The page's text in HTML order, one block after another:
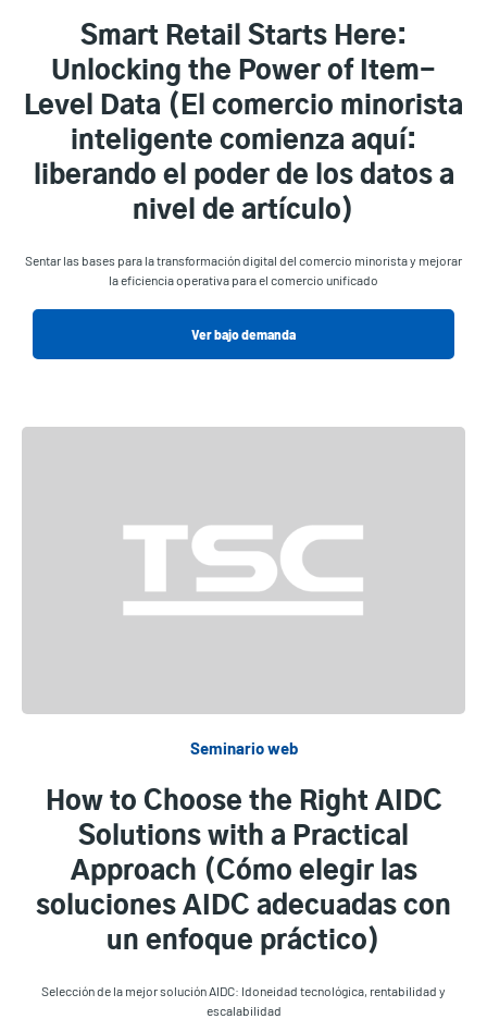
Smart Retail Starts Here:
Unlocking the Power of Item-
Level Data (El comercio minorista
inteligente comienza aquí:
liberando el poder de los datos a
nivel de artículo)
Sentar las bases para la transformación digital del comercio minorista y mejorar
la eficiencia operativa para el comercio unificado
Ver bajo demanda
Seminario web
How to Choose the Right AIDC
Solutions with a Practical
Approach (Cómo elegir las
soluciones AIDC adecuadas con
un enfoque práctico)
Selección de la mejor solución AIDC: Idoneidad tecnológica, rentabilidad y
escalabilidad